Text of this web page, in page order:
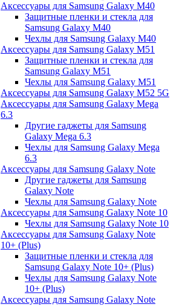
Аксессуары для Samsung Galaxy M40
Защитные пленки и стекла для
Samsung Galaxy M40
Чехлы для Samsung Galaxy M40
Аксессуары для Samsung Galaxy M51
Защитные пленки и стекла для
Samsung Galaxy M51
Чехлы для Samsung Galaxy M51
Аксессуары для Samsung Galaxy M52 5G
Аксессуары для Samsung Galaxy Mega
6.3
Другие гаджеты для Samsung
Galaxy Mega 6.3
Чехлы для Samsung Galaxy Mega
6.3
Аксессуары для Samsung Galaxy Note
Другие гаджеты для Samsung
Galaxy Note
Чехлы для Samsung Galaxy Note
Аксессуары для Samsung Galaxy Note 10
Чехлы для Samsung Galaxy Note 10
Аксессуары для Samsung Galaxy Note
10+ (Plus)
Защитные пленки и стекла для
Samsung Galaxy Note 10+ (Plus)
Чехлы для Samsung Galaxy Note
10+ (Plus)
Аксессуары для Samsung Galaxy Note